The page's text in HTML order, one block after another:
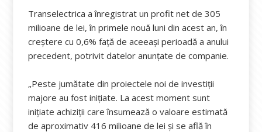
Transelectrica a înregistrat un profit net de 305
milioane de lei, în primele nouă luni din acest an, în
creştere cu 0,6% faţă de aceeaşi perioadă a anului
precedent, potrivit datelor anunţate de companie.
„Peste jumătate din proiectele noi de investiţii
majore au fost iniţiate. La acest moment sunt
iniţiate achiziţii care însumează o valoare estimată
de aproximativ 416 milioane de lei şi se află în